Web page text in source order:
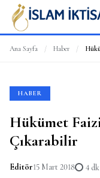
Ana Sayfa / Haber /
HABER
Hükümet
Çıkarabilir
Editör15 Mart 2018 4